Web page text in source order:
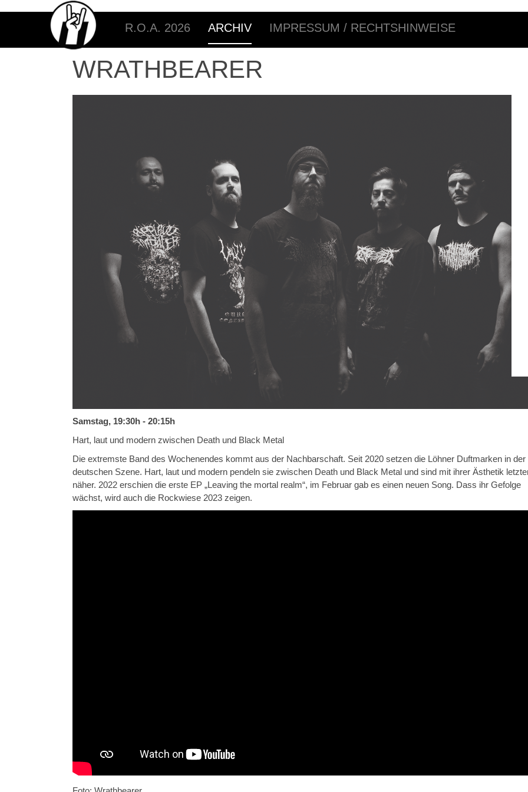
R.O.A. 2026 ARCHIV IMPRESSUM / RECHTSHINWEISE
WRATHBEARER
Samstag, 19:30h - 20:15h
Hart, laut und modern zwischen Death und Black Metal
Die extremste Band des Wochenendes kommt aus der Nachbarschaft. Seit 2020 setzen die Löhner Duftmarken in der
deutschen Szene. Hart, laut und modern pendeln sie zwischen Death und Black Metal und sind mit ihrer Ästhetik
näher. 2022 erschien die erste EP „Leaving the mortal realm“, im Februar gab es einen neuen Song. Dass ihr Gefolge
wächst, wird auch die Rockwiese 2023 zeigen.